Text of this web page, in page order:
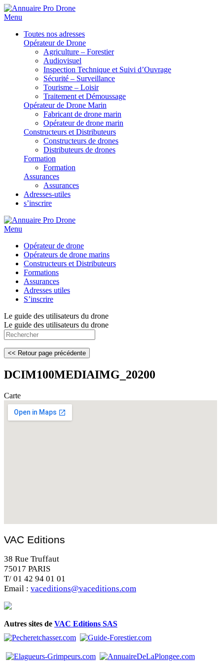
Menu
Toutes nos adresses
Opérateur de Drone
Agriculture – Forestier
Audiovisuel
Inspection Technique et Suivi d’Ouvrage
Sécurité – Surveillance
Tourisme – Loisir
Traitement et Démoussage
Opérateur de Drone Marin
Fabricant de drone marin
Opérateur de drone marin
Constructeurs et Distributeurs
Constructeurs de drones
Distributeurs de drones
Formation
Formation
Assurances
Assurances
Adresses-utiles
s’inscrire
Menu
Opérateur de drone
Opérateurs de drone marins
Constructeurs et Distributeurs
Formations
Assurances
Adresses utiles
S’inscrire
Le guide des utilisateurs du drone
Le guide des utilisateurs du drone
DCIM100MEDIAIMG_20200
Carte
VAC Editions
38 Rue Truffaut
75017 PARIS
T/ 01 42 94 01 01
Email : vaceditions@vaceditions.com
Autres sites de VAC Editions SAS